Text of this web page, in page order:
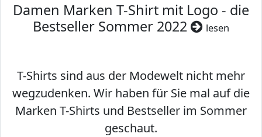
Damen Marken T-Shirt mit Logo - die
Bestseller Sommer 2022
lesen
T-Shirts sind aus der Modewelt nicht mehr
wegzudenken. Wir haben für Sie mal auf die
Marken T-Shirts und Bestseller im Sommer
geschaut.